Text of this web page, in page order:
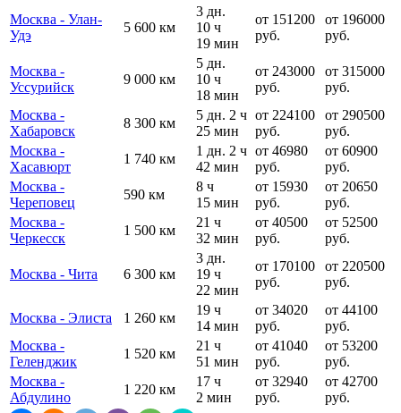
Москва - Улан-
Удэ
5 600 км
3 дн.
10 ч
19 мин
от 151200
руб.
от 196000
руб.
Москва -
Уссурийск
9 000 км
5 дн.
10 ч
18 мин
от 243000
руб.
от 315000
руб.
Москва -
Хабаровск
8 300 км
5 дн. 2 ч
25 мин
от 224100
руб.
от 290500
руб.
Москва -
Хасавюрт
1 740 км
1 дн. 2 ч
42 мин
от 46980
руб.
от 60900
руб.
Москва -
Череповец
590 км
8 ч
15 мин
от 15930
руб.
от 20650
руб.
Москва -
Черкесск
1 500 км
21 ч
32 мин
от 40500
руб.
от 52500
руб.
Москва - Чита 6 300 км
3 дн.
19 ч
22 мин
от 170100
руб.
от 220500
руб.
Москва - Элиста 1 260 км
19 ч
14 мин
от 34020
руб.
от 44100
руб.
Москва -
Геленджик
1 520 км
21 ч
51 мин
от 41040
руб.
от 53200
руб.
Москва -
Абдулино
1 220 км
17 ч
2 мин
от 32940
руб.
от 42700
руб.